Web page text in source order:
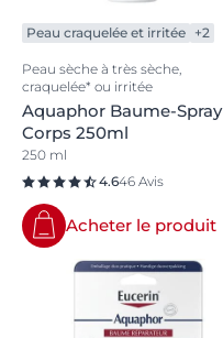
Peau craquelée et irritée +2
Peau sèche à très sèche,
craquelée* ou irritée
Aquaphor Baume-Spray
Corps 250ml
250 ml
4.646 Avis
Acheter le produit